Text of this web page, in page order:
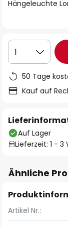
Hängeleuchte
1
50 Tage
Kauf auf
Auf Lager
Lieferzeit: 1 - 3
Ähnliche
Artikel Nr.: